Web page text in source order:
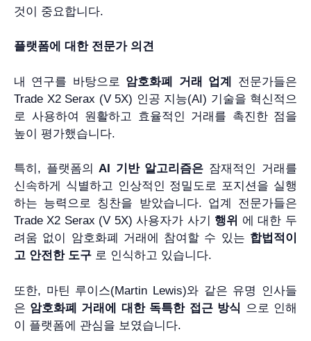
것이 중요합니다.
플랫폼에 대한 전문가 의견
내 연구를 바탕으로 암호화폐 거래 업계
전문가들은
Trade X2 Serax (V 5X) 인공 지능(AI) 기술을 혁신적으
로 사용하여 원활하고 효율적인 거래를 촉진한 점을
높이 평가했습니다.
특히, 플랫폼의 AI 기반 알고리즘은 잠재적인 거래를
신속하게 식별하고 인상적인 정밀도로 포지션을 실행
하는 능력으로 칭찬을 받았습니다. 업계 전문가들은
Trade X2 Serax (V 5X) 사용자가 사기 행위 에 대한 두
려움 없이 암호화폐 거래에 참여할 수 있는 합법적이
고 안전한 도구 로 인식하고 있습니다.
또한, 마틴 루이스(Martin Lewis)와 같은 유명 인사들
은 암호화폐 거래에 대한 독특한 접근 방식 으로 인해
이 플랫폼에 관심을 보였습니다.